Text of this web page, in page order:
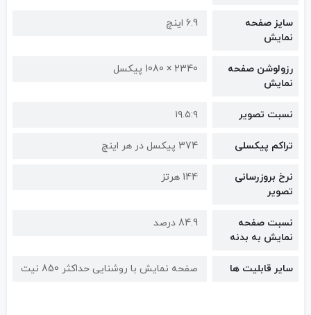
سایز صفحه
نمایش
6.9 اینچ
رزولوشن صفحه
نمایش
2340 × 1080 پیکسل
نسبت تصویر ۱۹.۵:۹
تراکم پیکسلی 374 پیکسل در هر اینچ
نرخ بروزرسانی
تصویر
144 هرتز
نسبت صفحه
نمایش به بدنه
84.9 درصد
سایر قابلیت ها صفحه نمایش با روشنایی حداکثر 850 نیت